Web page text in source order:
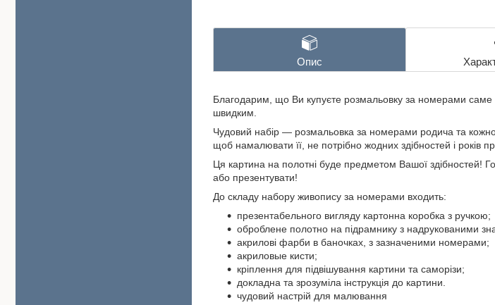
Опис
Благодарим, що Ви купуєте розмальовку за номерами
швидким.
Чудовий набір — розмальовка за номерами родича та
щоб намалювати її, не потрібно жодних здібностей і років
Ця картина на полотні буде предметом Вашої здібностей!
або презентувати!
До складу набору живопису за номерами входить:
презентабельного вигляду картонна коробка з ручкою;
оброблене полотно на підрамнику з надрукованими
акрилові фарби в баночках, з зазначеними номерами;
акриловые кисти;
кріплення для підвішування картини та саморізи;
докладна та зрозуміла інструкція до картини.
чудовий настрій для малювання